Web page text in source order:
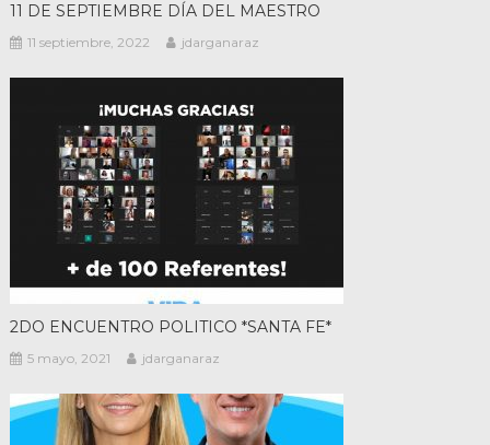
11 DE SEPTIEMBRE DÍA DEL MAESTRO
11 septiembre, 2022 jdarganaraz
2DO ENCUENTRO POLITICO *SANTA FE*
5 mayo, 2021 jdarganaraz